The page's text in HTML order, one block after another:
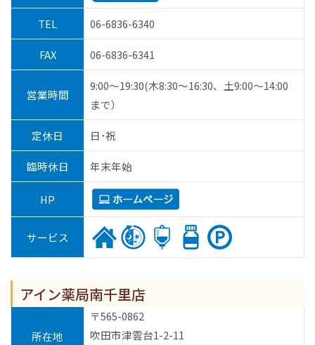
TEL 06-6836-6340
FAX 06-6836-6341
営業時間
9:00～19:30(木8:30～16:30、土9:00～14:00
まで）
定休日 日･祝
臨時休日 年末年始
HP
サービス
アイン薬局南千里店
所在地
〒565-0862
吹田市津雲台1-2-11